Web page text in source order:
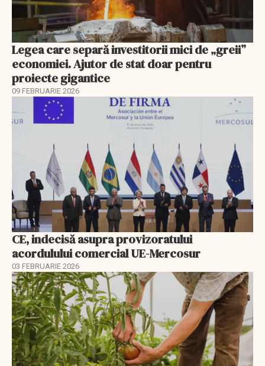
Legea care separă investitorii mici de „greii”
economiei. Ajutor de stat doar pentru
proiecte gigantice
09 FEBRUARIE 2026
CE, indecisă asupra provizoratului
acordulului comercial UE-Mercosur
03 FEBRUARIE 2026